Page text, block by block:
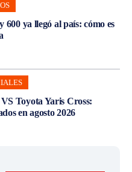
ya llegó al país: cómo es
Toyota Yaris Cross:
en agosto 2026